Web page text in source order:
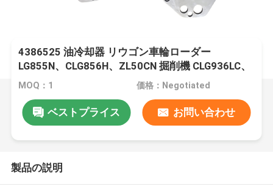
4386525 油冷却器 リウゴン車輪ローダー
LG855N、CLG856H、ZL50CN 掘削機 CLG936LC、
CLG939LC エンジン6C836CT8 について
MOQ：1 価格：Negotiated
ベストプライス お問い合わせ
製品の説明